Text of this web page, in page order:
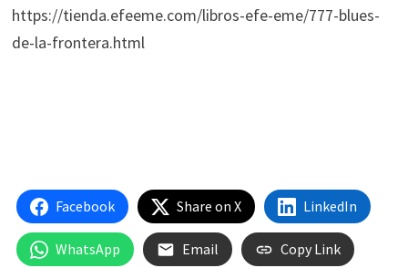
https://tienda.efeeme.com/libros-efe-eme/777-blues-
de-la-frontera.html
Facebook Share on X LinkedIn
WhatsApp Email Copy Link